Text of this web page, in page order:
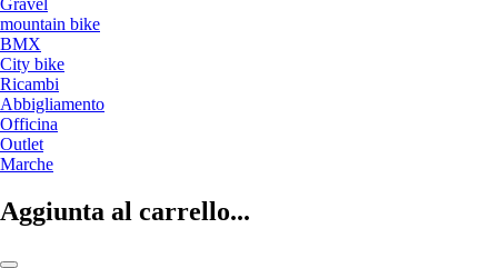
Gravel
mountain bike
BMX
City bike
Ricambi
Abbigliamento
Officina
Outlet
Marche
Aggiunta al carrello...